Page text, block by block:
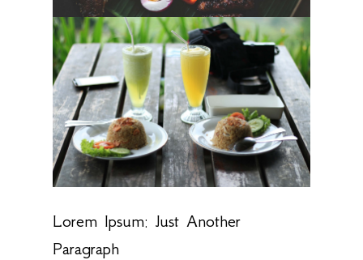
Lorem Ipsum: Just Another
Paragraph